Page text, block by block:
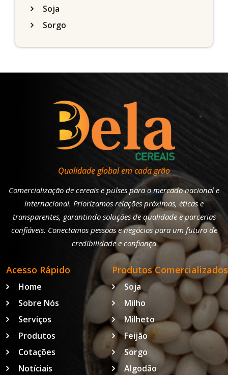
Soja
Sorgo
Qualidade global em cada grão
Comercialização de cereais e pulses para o mercado nacional e
internacional. Priorizamos relações próximas, éticas e
transparentes, garantindo soluções de qualidade e parcerias
confiáveis. Conectamos pessoas e negócios para um futuro de
credibilidade e confiança
Acesso Rápido
Home
Sobre Nós
Serviços
Produtos
Cotações
Notíciais
Produtos Comercializados
Soja
Milho
Milheto
Feijão
Sorgo
Algodão